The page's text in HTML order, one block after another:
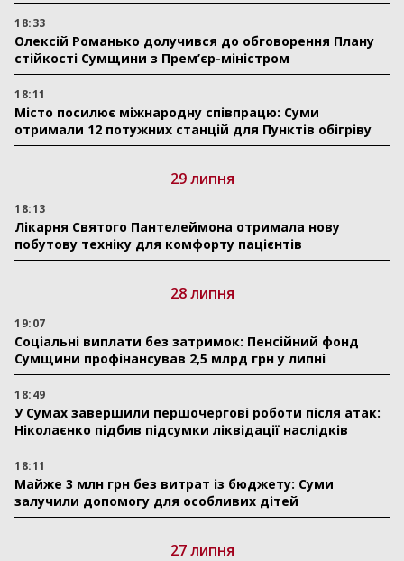
18:33
Олексій Романько долучився до обговорення Плану
стійкості Сумщини з Прем’єр-міністром
18:11
Місто посилює міжнародну співпрацю: Суми
отримали 12 потужних станцій для Пунктів обігріву
29 липня
18:13
Лікарня Святого Пантелеймона отримала нову
побутову техніку для комфорту пацієнтів
28 липня
19:07
Соціальні виплати без затримок: Пенсійний фонд
Сумщини профінансував 2,5 млрд грн у липні
18:49
У Сумах завершили першочергові роботи після атак:
Ніколаєнко підбив підсумки ліквідації наслідків
18:11
Майже 3 млн грн без витрат із бюджету: Суми
залучили допомогу для особливих дітей
27 липня